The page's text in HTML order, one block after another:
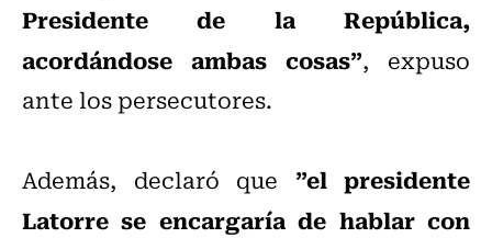
Presidente de la República,
acordándose ambas cosas”, expuso
ante los persecutores.
Además, declaró que ”el presidente
Latorre se encargaría de hablar con